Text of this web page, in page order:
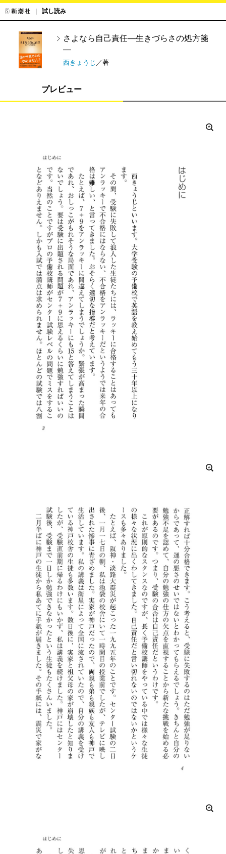
試し読み
さよなら自己責任―生きづらさの処方箋
―
西きょうじ ／著
プレビュー